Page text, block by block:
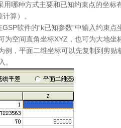
哪种方式主要和已知约束点的坐标
算）。
软件的“k已知参数”中输入约束点
空间直角坐标XYZ，也可为大地
，平面二维坐标可以先复制到剪
。